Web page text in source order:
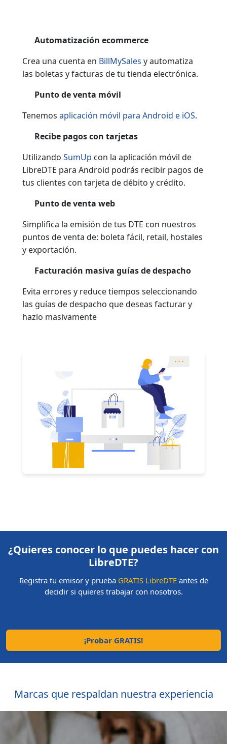
Automatización ecommerce
Crea una cuenta en BillMySales y automatiza
las boletas y facturas de tu tienda electrónica.
Punto de venta móvil
Tenemos aplicación móvil para Android e iOS.
Recibe pagos con tarjetas
Utilizando SumUp con la aplicación móvil de
LibreDTE para Android podrás recibir pagos de
tus clientes con tarjeta de débito y crédito.
Punto de venta web
Simplifica la emisión de tus DTE con nuestros
puntos de venta de: boleta fácil, retail, hostales
y exportación.
Facturación masiva guías de despacho
Evita errores y reduce tiempos seleccionando
las guías de despacho que deseas facturar y
hazlo masivamente
¿Quieres conocer lo que puedes hacer con
LibreDTE?
Registra tu emisor y prueba GRATIS LibreDTEantes de
decidir si quieres trabajar con nosotros.
¡Probar GRATIS!
Marcas que respaldan nuestra experiencia